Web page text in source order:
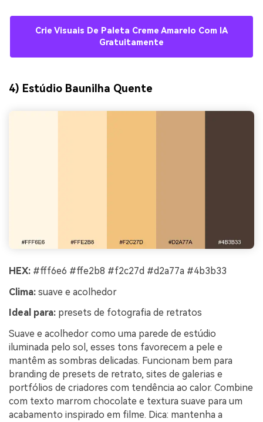
Crie Visuais De Paleta Creme Amarelo Com IA
Gratuitamente
4) Estúdio Baunilha Quente
HEX: #fff6e6 #ffe2b8 #f2c27d #d2a77a #4b3b33
Clima: suave e acolhedor
Ideal para: presets de fotografia de retratos
Suave e acolhedor como uma parede de estúdio
iluminada pelo sol, esses tons favorecem a pele e
mantêm as sombras delicadas. Funcionam bem para
branding de presets de retrato, sites de galerias e
portfólios de criadores com tendência ao calor. Combine
com texto marrom chocolate e textura suave para um
acabamento inspirado em filme. Dica: mantenha a